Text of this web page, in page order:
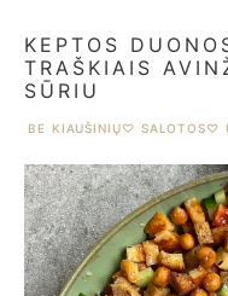
KEPTOS
TRAŠKIAIS
SŪRIU
BE KIAUŠINIŲ♡ SALOTOS♡